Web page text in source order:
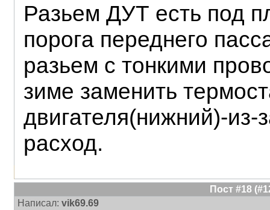
Разьем ДУТ есть под
порога переднего
разьем с тонкими
зиме заменить
двигателя(нижний)-из-
расход.
Пост #18
Написал: vik69.69